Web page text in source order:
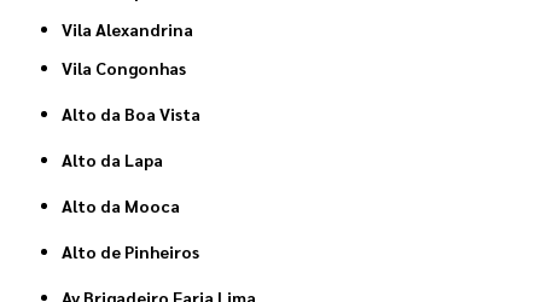
Vila Alexandrina
Vila Congonhas
Alto da Boa Vista
Alto da Lapa
Alto da Mooca
Alto de Pinheiros
Av Brigadeiro Faria Lima